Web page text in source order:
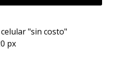
"sin costo"
px